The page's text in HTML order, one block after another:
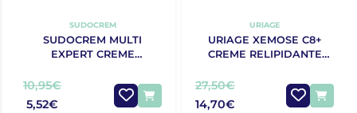
SUDOCREM
SUDOCREM MULTI
EXPERT CREME
10,95€
5,52€
URIAGE
URIAGE XEMOSE C8+
CREME RELIPIDANTE
27,50€
14,70€